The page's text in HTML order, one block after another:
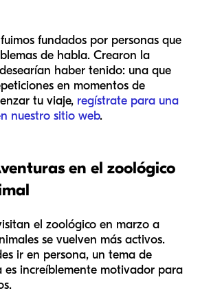
fuimos fundados por personas que
de habla. Crearon la
haber tenido: una que
en momentos de
tu viaje, regístrate para una
nuestro sitio web.
en el zoológico
el zoológico en marzo a
se vuelven más activos.
ir en persona, un tema de
es increíblemente motivador para